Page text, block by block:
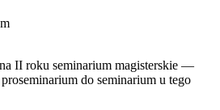
II roku seminarium magisterskie —
do seminarium u tego